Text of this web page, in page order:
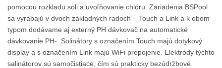
pomocou rozkladu soli a uvoľňovanie chlóru. Zariadenia BSPool
sa vyrábajú v dvoch základných radoch – Touch a Link a k obom
typom dodávame aj externý PH dávkovač na automatické
dávkovanie PH-. Solinátory s označením Touch majú dotykový
display a s označením Link majú WiFi prepojenie. Elektródy týchto
salinátorov sú samočistiace, čím sú prakticky bezúdržbové.